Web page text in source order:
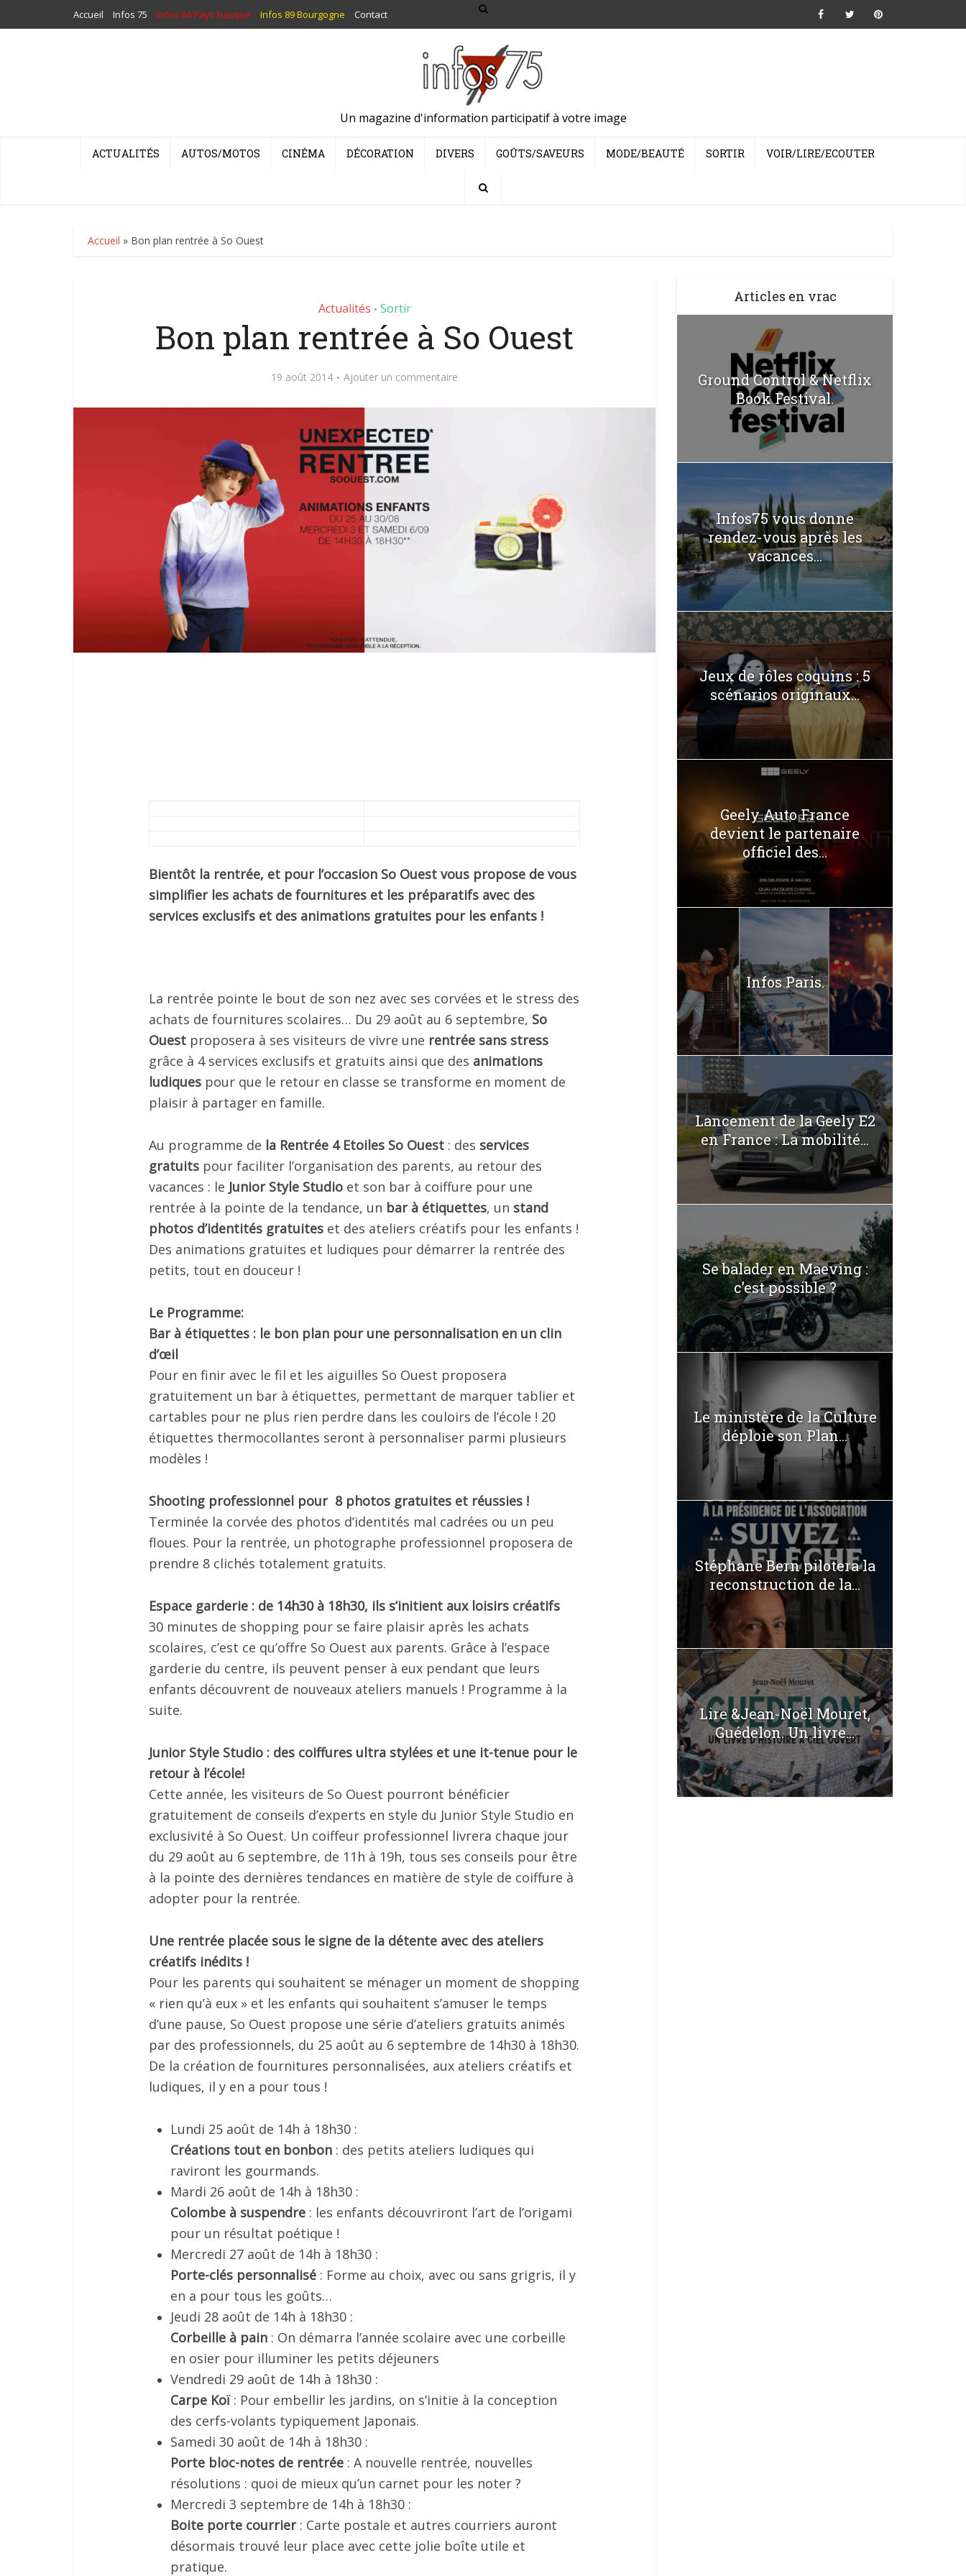
Accueil Infos 75 Infos 64 Pays basque Infos 89 Bourgogne Contact
Un magazine d'information participatif à votre image
ACTUALITÉS AUTOS/MOTOS CINÉMA DÉCORATION DIVERS GOÛTS/SAVEURS MODE/BEAUTÉ SORTIR VOIR/LIRE/ECOUTER
Accueil » Bon plan rentrée à So Ouest
Actualités • Sortir
Bon plan rentrée à So Ouest
19 août 2014 Ajouter un commentaire
Bientôt la rentrée, et pour l’occasion So Ouest vous propose de vous
simplifier les achats de fournitures et les préparatifs avec des
services exclusifs et des animations gratuites pour les enfants !
La rentrée pointe le bout de son nez avec ses corvées et le stress des
achats de fournitures scolaires… Du 29 août au 6 septembre, So
Ouest proposera à ses visiteurs de vivre une rentrée sans stress
grâce à 4 services exclusifs et gratuits ainsi que des animations
ludiques pour que le retour en classe se transforme en moment de
plaisir à partager en famille.
Au programme de la Rentrée 4 Etoiles So Ouest : des services
gratuits pour faciliter l’organisation des parents, au retour des
vacances : le Junior Style Studio et son bar à coiffure pour une
rentrée à la pointe de la tendance, un bar à étiquettes, un stand
photos d’identités gratuites et des ateliers créatifs pour les enfants !
Des animations gratuites et ludiques pour démarrer la rentrée des
petits, tout en douceur !
Le Programme:
Bar à étiquettes : le bon plan pour une personnalisation en un clin
d’œil
Pour en finir avec le fil et les aiguilles So Ouest proposera
gratuitement un bar à étiquettes, permettant de marquer tablier et
cartables pour ne plus rien perdre dans les couloirs de l’école ! 20
étiquettes thermocollantes seront à personnaliser parmi plusieurs
modèles !
Shooting professionnel pour 8 photos gratuites et réussies !
Terminée la corvée des photos d’identités mal cadrées ou un peu
floues. Pour la rentrée, un photographe professionnel proposera de
prendre 8 clichés totalement gratuits.
Espace garderie : de 14h30 à 18h30, ils s’initient aux loisirs créatifs
30 minutes de shopping pour se faire plaisir après les achats
scolaires, c’est ce qu’offre So Ouest aux parents. Grâce à l’espace
garderie du centre, ils peuvent penser à eux pendant que leurs
enfants découvrent de nouveaux ateliers manuels ! Programme à la
suite.
Junior Style Studio : des coiffures ultra stylées et une it-tenue pour le
retour à l’école!
Cette année, les visiteurs de So Ouest pourront bénéficier
gratuitement de conseils d’experts en style du Junior Style Studio en
exclusivité à So Ouest. Un coiffeur professionnel livrera chaque jour
du 29 août au 6 septembre, de 11h à 19h, tous ses conseils pour être
à la pointe des dernières tendances en matière de style de coiffure à
adopter pour la rentrée.
Une rentrée placée sous le signe de la détente avec des ateliers
créatifs inédits !
Pour les parents qui souhaitent se ménager un moment de shopping
« rien qu’à eux » et les enfants qui souhaitent s’amuser le temps
d’une pause, So Ouest propose une série d’ateliers gratuits animés
par des professionnels, du 25 août au 6 septembre de 14h30 à 18h30.
De la création de fournitures personnalisées, aux ateliers créatifs et
ludiques, il y en a pour tous !
Lundi 25 août de 14h à 18h30 :
Créations tout en bonbon : des petits ateliers ludiques qui
raviront les gourmands.
Mardi 26 août de 14h à 18h30 :
Colombe à suspendre : les enfants découvriront l’art de l’origami
pour un résultat poétique !
Mercredi 27 août de 14h à 18h30 :
Porte-clés personnalisé : Forme au choix, avec ou sans grigris, il y
en a pour tous les goûts…
Jeudi 28 août de 14h à 18h30 :
Corbeille à pain : On démarra l’année scolaire avec une corbeille
en osier pour illuminer les petits déjeuners
Vendredi 29 août de 14h à 18h30 :
Carpe Koï: Pour embellir les jardins, on s’initie à la conception
des cerfs-volants typiquement Japonais.
Samedi 30 août de 14h à 18h30 :
Porte bloc-notes de rentrée : A nouvelle rentrée, nouvelles
résolutions : quoi de mieux qu’un carnet pour les noter ?
Mercredi 3 septembre de 14h à 18h30 :
Boite porte courrier: Carte postale et autres courriers auront
désormais trouvé leur place avec cette jolie boîte utile et
pratique.
Articles en vrac
Ground Control & Netflix
Book Festival.
Infos75 vous donne
rendez-vous après les
vacances...
Jeux de rôles coquins : 5
scénarios originaux...
Geely Auto France
devient le partenaire
officiel des...
Infos Paris.
Lancement de la Geely E2
en France : La mobilité...
Se balader en Maeving :
c’est possible ?
Le ministère de la Culture
déploie son Plan...
Stéphane Bern pilotera la
reconstruction de la...
Lire &Jean-Noël Mouret,
Guédelon. Un livre...